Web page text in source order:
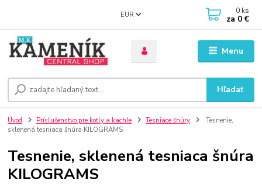
Menu
EUR
Hľadať
0 ks
za 0 €
Úvod Príslušenstvo pre kotly a kachle Tesniace šnúry
Tesnenie,
sklenená tesniaca šnúra KILOGRAMS
Tesnenie, sklenená tesniaca šnúra
KILOGRAMS